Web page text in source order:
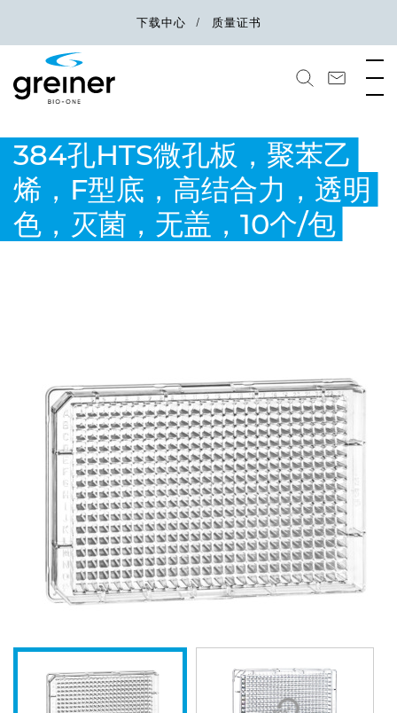
下载中心 质量证书
384孔HTS微孔板，聚苯乙
烯，F型底，高结合力，透明
色，灭菌，无盖，10个/包